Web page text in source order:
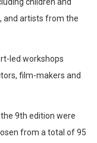
and artists from the
led workshops
film-makers and
9th edition were
from a total of 95